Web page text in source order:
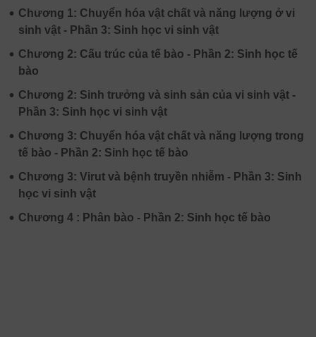
• Chương 1: Chuyển hóa vật chất và năng lượng ở vi
sinh vật - Phần 3: Sinh học vi sinh vật
• Chương 2: Cấu trúc của tế bào - Phần 2: Sinh học tế
bào
• Chương 2: Sinh trưởng và sinh sản của vi sinh vật -
Phần 3: Sinh học vi sinh vật
• Chương 3: Chuyển hóa vật chất và năng lượng trong
tế bào - Phần 2: Sinh học tế bào
• Chương 3: Virut và bệnh truyền nhiễm - Phần 3: Sinh
học vi sinh vật
• Chương 4 : Phân bào - Phần 2: Sinh học tế bào